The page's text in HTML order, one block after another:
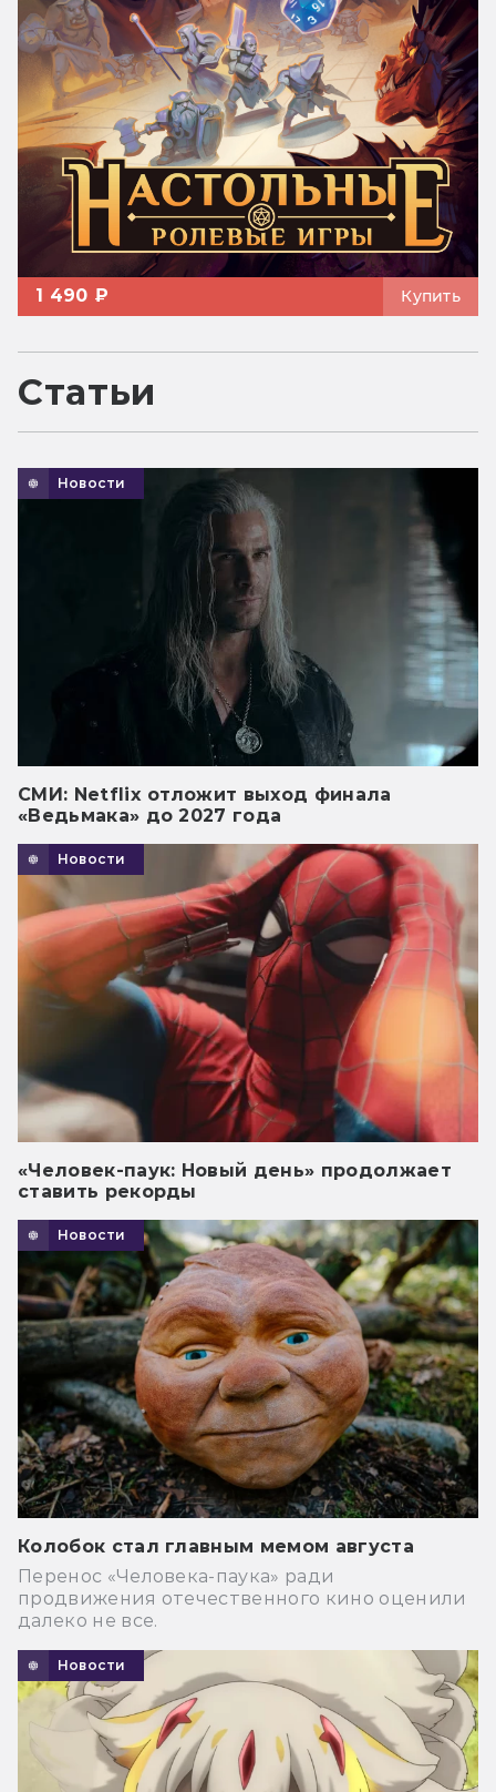
1 490 ₽ Купить
Статьи
Новости
СМИ: Netflix отложит выход финала
«Ведьмака» до 2027 года
Новости
«Человек-паук: Новый день» продолжает
ставить рекорды
Новости
Колобок стал главным мемом августа
Перенос «Человека-паука» ради
продвижения отечественного кино оценили
далеко не все.
Новости